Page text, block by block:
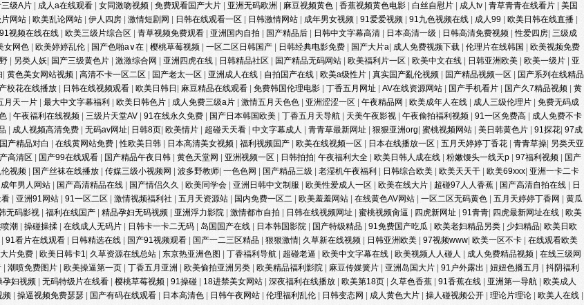
级A片 成人a在线观看 女同激吻视频 免费观看国产大片 亚洲无码欧洲 麻豆视频黄色 香蕉视频黄色电影 白丝自慰片 成人tv 青草青青在线看片
美国
网站 欧美乱论网站 伊人四房 激情短剧网 日韩在线观看一区 日韩激情网站 成年男女视频 91爱爱视频 91九色视频在线 成人99 欧美日韩在线直播
91视频在线在线 欧美三级片综合区 青草视频免费观看 亚洲国内自拍 国产精品后 日韩中文字幕高清 日本高清一级 日韩高清免费视频 |性爱四房 三级成
女网色 欧美婷婷乱伦 国产色啪a∨在 樱桃草莓视频 一区二区日韩国产 日韩经典电影免费 国产大片a 成人免费视频下载 伦理片在线韩国
欧美视频免费
另类人妖 国产三级黄色片 激激综合网 亚洲四虎在线 日韩精品社区 国产精品无码网站 欧美福利片一区 欧美中文在线 日韩亚洲欧美 欧美一级片
亚
黄色美女网站视频 高清不卡一区二区 国产老太一区 亚洲成人在线 自拍国产在线 欧美a级性片 真实国产亂伦视频 国产精品视频一区
国产系列在线精品
校花在线播放 日韩在线视频观看 欧美日韩日 麻豆精品在线观看 免费韩国伦理电影 丁香五月网址 AV在线资源网站 国产手机看片 国产久7精品视频
黄
月天一片 最大中文字幕福利 欧美日韩色片 成人免费三级a片 激情五月天色色 亚洲涩涩一区 午夜精品网 欧美成年人在线 成人三级伦理片
免费无码成
午夜福利在线视频 三级片天堂AV 91在线永久免费 国产日本韩国欧美 丁香五月天导航 天美午夜影视 午夜偷拍福利视频 91一区免费高
成人免费不卡
成人视频高清免费 无码av网址 日韩8页 欧美情片 超碰天天看 中文字幕成人 青青草最新网址 狠狠亚洲org 蜜桃视频网站 美日韩黄色片 91探花 97成
国产精品对白 在线黄网站免费 |性欧美日韩 日本高清美女视频 福利视频国产 欧美在线视频一区 日本在线播放一区 五月天婷婷丁香花 青青草操 另类天亚
高清区 国产99在线观看 国产精品午夜日韩 黄色天堂网 亚洲视频一区 日韩拍拍 午夜福利大全 欧美日韩人成在线 粉嫩馒头一线天p 97福利视频
国产
视频 国产丝袜在线播放 传媒三级小视频网 波多野教师 一色色网 国产精品三级 老湿机午夜福利 日韩综合欧美 欧美天天干 欧美69xxx 亚洲一卡二卡
成年男人网站 国产高清精品在线 国产情侣久久 欧美同学会 亚洲日韩中文制服 欧美性爱成人一区 欧美在线大片 超碰97人人香蕉 国产高清自拍在线
日
亚洲91网站 91一区二区 激情视频福利社 五月天资源站 国内免费一区二 欧美羞羞网站 在线黄色AV网站 一区二区无码黄色 五月天婷婷丁香网
黄瓜
无码影视 福利在线国产 精品孕妇无码视频 亚洲浮力影院 激情都市自拍 日韩在线视频网址 蜜桃视频肏逼 四虎新网址 91青青 四虎最新网址在线
欧美
潮 操碰操揉 在线成人无码片 日韩卡一卡二无码 岛国国产在线 日本韩国影院 国产特级精品 91免费国产吃瓜 欧美老妇精品另类 少妇精品 欧美日欧
91看片在线观看 日韩精选在线 国产91视频观看 国产一二三区精品 狠狠激情 久草新在线视频 日韩亚洲欧美 97视频www 欧美一区不卡
在线观看欧美
片免费 欧美日韩卡1 久草资源在线总站 东京热亚洲色图 丁香福利导航 超碰老逼 欧美中文字幕在线 欧美视频人人碰人 成人免费精品视频
在线三级网
潮喷免费图片 欧美操逼第一页 丁香五月亚洲 欧美偷拍亚洲另类 欧美精品福利影院 麻豆传媒簧片 亚洲岛国大片 91户外露出 妞妞色播五月
抖阴福利
孕妇视频 无码特级片在线看 樱桃草莓视频 91操碰 18进禁美女网站 深夜福利在线播放 欧美第18页 久草色香蕉 91香蕉在线 亚洲第一导航
欧美成人
频 操逼视频免费瑟瑟 国产有码在线观看 日本高清色 日韩午夜网站 伦理福利乱伦 日韩变态网 成人黄色大片 操人碰视频公开 理论片理论 欧美人在线